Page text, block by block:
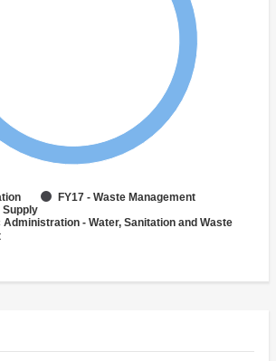
FY17 - Waste Management
Supply
Administration - Water, Sanitation and Waste